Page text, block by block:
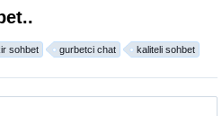
sohbet gurbetci chat kaliteli sohbet